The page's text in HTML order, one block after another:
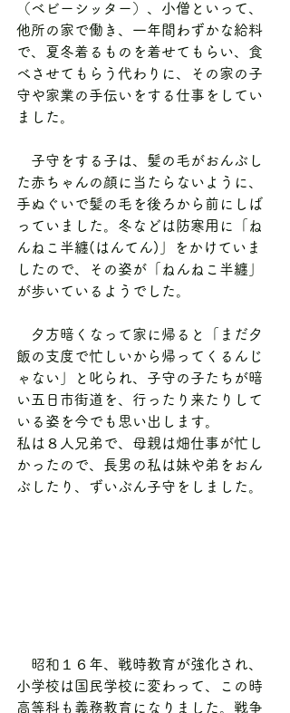
（ベビーシッター）、小僧といって、
他所の家で働き、一年間わずかな給料
で、夏冬着るものを着せてもらい、食
べさせてもらう代わりに、その家の子
守や家業の手伝いをする仕事をしてい
ました。
子守をする子は、髪の毛がおんぶし
た赤ちゃんの顔に当たらないように、
手ぬぐいで髪の毛を後ろから前にしば
っていました。冬などは防寒用に「ね
んねこ半纏(はんてん)」をかけていま
したので、その姿が「ねんねこ半纏」
が歩いているようでした。
夕方暗くなって家に帰ると「まだ夕
飯の支度で忙しいから帰ってくるんじ
ゃない」と叱られ、子守の子たちが暗
い五日市街道を、行ったり来たりして
いる姿を今でも思い出します。
私は８人兄弟で、母親は畑仕事が忙し
かったので、長男の私は妹や弟をおん
ぶしたり、ずいぶん子守をしました。
昭和１６年、戦時教育が強化され、
小学校は国民学校に変わって、この時
高等科も義務教育になりました。戦争